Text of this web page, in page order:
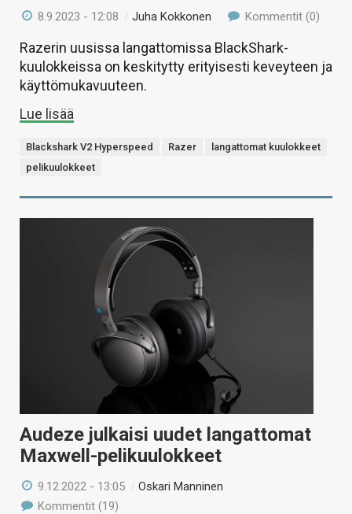
8.9.2023 - 12:08 /Juha Kokkonen Kommentit (0)
Razerin uusissa langattomissa BlackShark-
kuulokkeissa on keskitytty erityisesti keveyteen ja
käyttömukavuuteen.
Lue lisää
Blackshark V2 Hyperspeed Razer
langattomat kuulokkeet
pelikuulokkeet
Audeze julkaisi uudet langattomat
Maxwell-pelikuulokkeet
9.12.2022 - 13:05 /Oskari Manninen
Kommentit (19)